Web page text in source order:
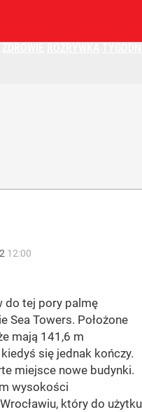
12:00
do tej pory palmę
Sea Towers. Położone
mają 141,6 m
się jednak kończy.
miejsce nowe budynki.
wysokości
który do użytku